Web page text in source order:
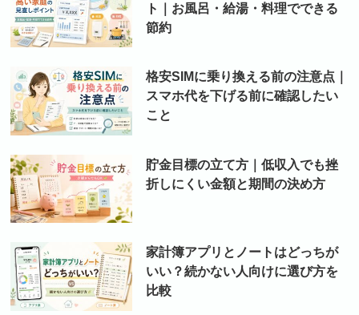
ト｜お風呂・給湯・料理でできる
節約
格安SIMに乗り換える前の注意点｜
スマホ代を下げる前に確認したい
こと
貯金目標の立て方｜低収入でも挫
折しにくい金額と期間の決め方
家計簿アプリとノートはどっちが
いい？続かない人向けに選び方を
比較